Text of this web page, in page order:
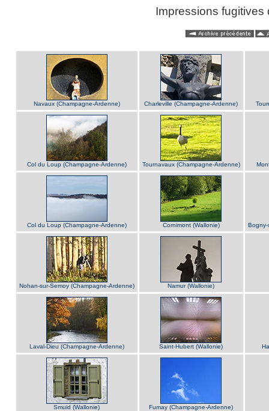
Impressions
Navaux (Champagne-Ardenne) Charleville (Champagne-Ardenne)
Col du Loup (Champagne-Ardenne) Tournavaux (Champagne-Ardenne)
Col du Loup (Champagne-Ardenne) Cornimont (Wallonie) Bogny-
Nohan-sur-Semoy (Champagne-Ardenne) Namur (Wallonie)
Laval-Dieu (Champagne-Ardenne) Saint-Hubert (Wallonie)
Smuid (Wallonie) Fumay (Champagne-Ardenne)